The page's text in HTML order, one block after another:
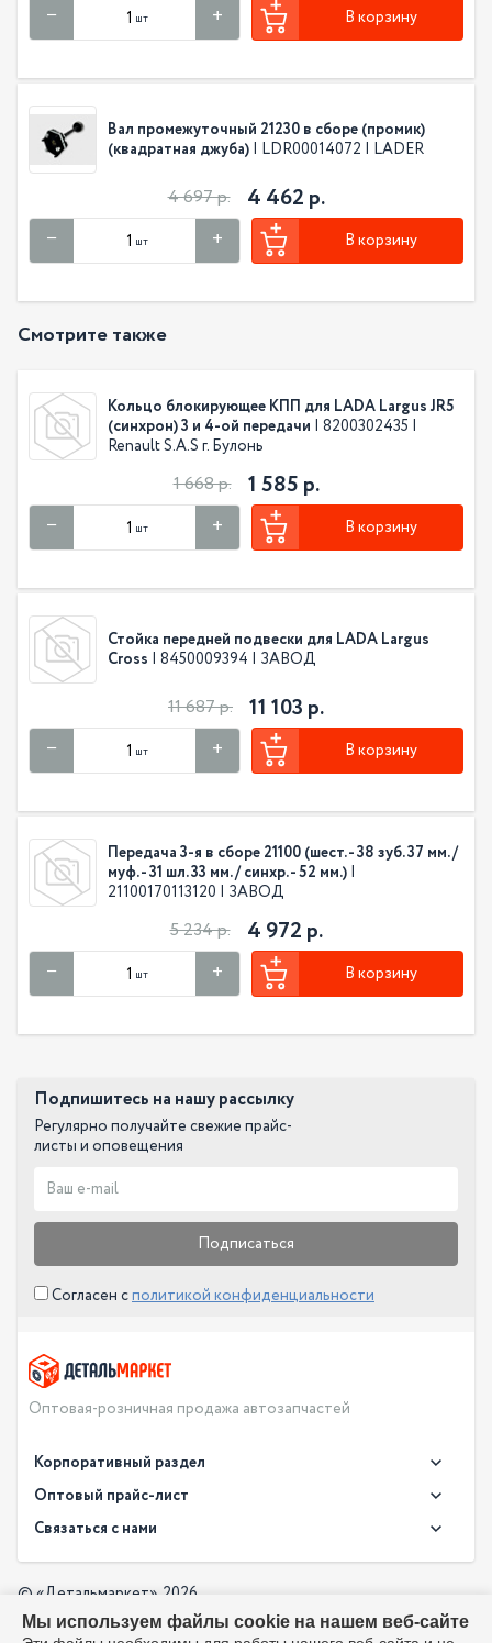
шт В корзину
Вал промежуточный 21230 в сборе (промик)
(квадратная джуба) | LDR00014072 | LADER
4 697 р. 4 462 р.
шт В корзину
Смотрите также
Кольцо блокирующее КПП для LADA Largus JR5
(синхрон) 3 и 4-ой передачи | 8200302435 |
Renault S.A.S г. Булонь
1 668 р. 1 585 р.
шт В корзину
Стойка передней подвески для LADA Largus
Cross | 8450009394 | ЗАВОД
11 687 р. 11 103 р.
шт В корзину
Передача 3-я в сборе 21100 (шест. - 38 зуб. 37 мм. /
муф. - 31 шл. 33 мм. / синхр. - 52 мм.) |
21100170113120 | ЗАВОД
5 234 р. 4 972 р.
шт В корзину
Подпишитесь на нашу рассылку
Регулярно получайте свежие прайс-
листы и оповещения
Подписаться
Согласен сполитикой конфиденциальности
Оптовая-розничная продажа автозапчастей
Корпоративный раздел
Новости
О компании
Доставка
Оптовый прайс-лист
Оплата
Производители
Оптовый прайс-лист
Скачать прайс в PDF
Связаться с нами
© «Детальмаркет», 2026
Разработка:
Мы используем файлы cookie на нашем веб-сайте